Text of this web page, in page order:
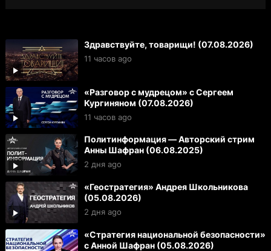
Здравствуйте, товарищи! (07.08.2026)
11 часов ago
«Разговор с мудрецом» с Сергеем
Кургиняном (07.08.2026)
11 часов ago
Политинформация — Авторский стрим
Анны Шафран (06.08.2025)
2 дня ago
«Геостратегия» Андрея Школьникова
(05.08.2026)
2 дня ago
«Стратегия национальной безопасности»
с Анной Шафран (05.08.2026)